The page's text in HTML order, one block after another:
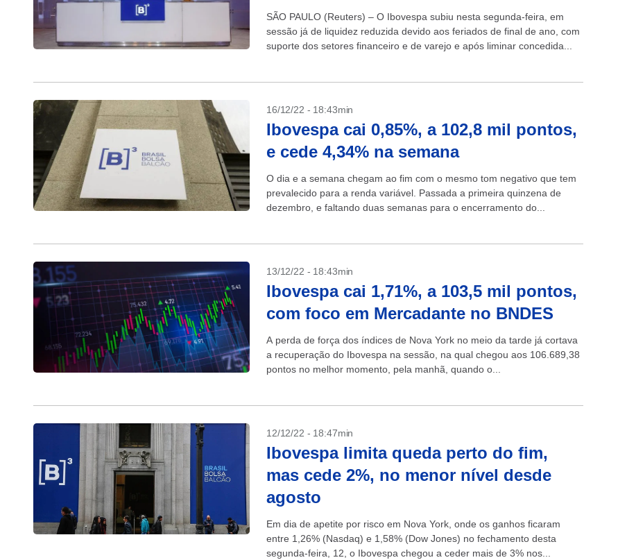
SÃO PAULO (Reuters) – O Ibovespa subiu nesta segunda-feira, em
sessão já de liquidez reduzida devido aos feriados de final de ano, com
suporte dos setores financeiro e de varejo e após liminar concedida...
16/12/22 - 18:43min
Ibovespa cai 0,85%, a 102,8 mil pontos,
e cede 4,34% na semana
O dia e a semana chegam ao fim com o mesmo tom negativo que tem
prevalecido para a renda variável. Passada a primeira quinzena de
dezembro, e faltando duas semanas para o encerramento do...
13/12/22 - 18:43min
Ibovespa cai 1,71%, a 103,5 mil pontos,
com foco em Mercadante no BNDES
A perda de força dos índices de Nova York no meio da tarde já cortava
a recuperação do Ibovespa na sessão, na qual chegou aos 106.689,38
pontos no melhor momento, pela manhã, quando o...
12/12/22 - 18:47min
Ibovespa limita queda perto do fim,
mas cede 2%, no menor nível desde
agosto
Em dia de apetite por risco em Nova York, onde os ganhos ficaram
entre 1,26% (Nasdaq) e 1,58% (Dow Jones) no fechamento desta
segunda-feira, 12, o Ibovespa chegou a ceder mais de 3% nos...